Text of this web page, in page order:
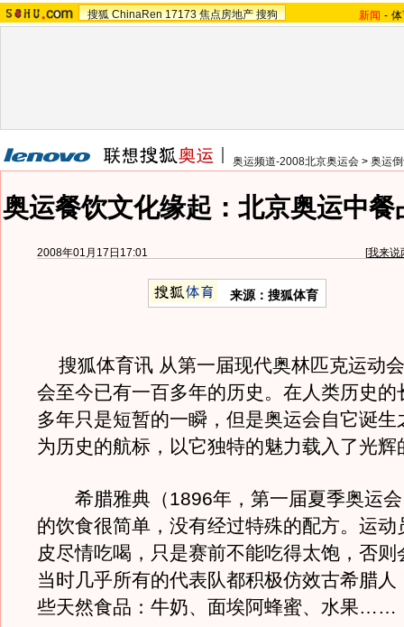
搜狐 ChinaRen 17173 焦点房地产 搜狗 新闻 -
奥运频道-2008北京奥运会 > 奥运
奥运餐饮文化缘起：北京奥运中餐
2008年01月17日17:01 [我来说
来源：搜狐体育
搜狐体育讯 从第一届现代奥林匹克运动
会至今已有一百多年的历史。在人类历史的
多年只是短暂的一瞬，但是奥运会自它诞生
为历史的航标，以它独特的魅力载入了光辉
希腊雅典（1896年，第一届夏季奥运会
的饮食很简单，没有经过特殊的配方。运动
皮尽情吃喝，只是赛前不能吃得太饱，否则
当时几乎所有的代表队都积极仿效古希腊人
些天然食品：牛奶、面埃阿蜂蜜、水果……